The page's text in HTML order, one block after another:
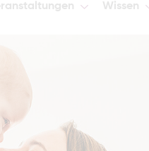
Wissen